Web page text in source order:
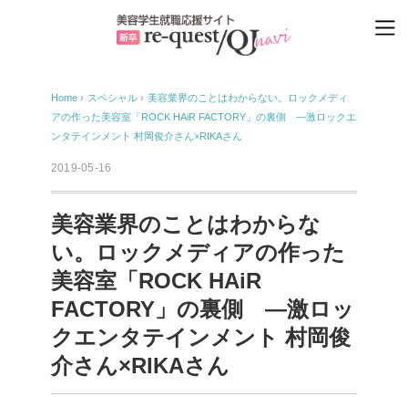
Home › スペシャル › 美容業界のことはわからない。ロックメディ
アの作った美容室「ROCK HAiR FACTORY」の裏側 ―激ロックエ
ンタテインメント 村岡俊介さん×RIKAさん
2019-05-16
美容業界のことはわからな
い。ロックメディアの作った
美容室「ROCK HAiR
FACTORY」の裏側 ―激ロッ
クエンタテインメント 村岡俊
介さん×RIKAさん